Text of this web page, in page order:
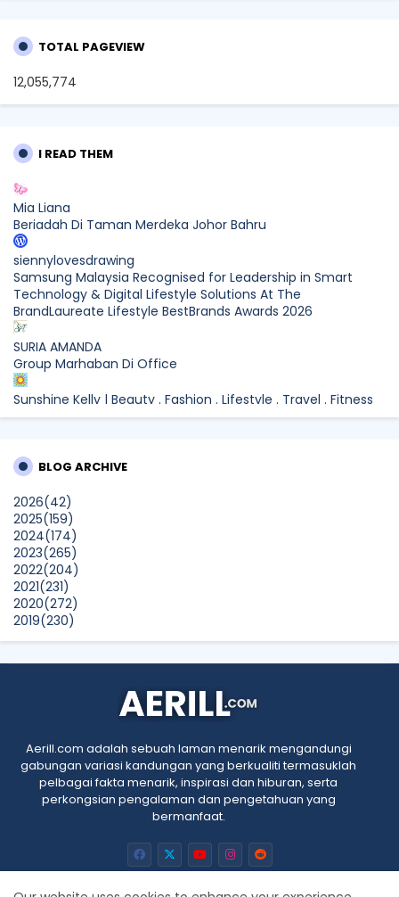
TOTAL PAGEVIEW
12,055,774
I READ THEM
Mia Liana
Beriadah Di Taman Merdeka Johor Bahru
siennylovesdrawing
Samsung Malaysia Recognised for Leadership in Smart
Technology & Digital Lifestyle Solutions At The
BrandLaureate Lifestyle BestBrands Awards 2026
SURIA AMANDA
Group Marhaban Di Office
Sunshine Kelly | Beauty . Fashion . Lifestyle . Travel . Fitness
Samsung Malaysia Recognised for Leadership in Smart
What to Read After Watching The Odyssey: Kobo’s Reading
Guide for Myth-Lovers, Movie Fans, and Epic Adventure
Seekers
Show All
BLOG ARCHIVE
2026(42)
2025(159)
2024(174)
2023(265)
2022(204)
2021(231)
2020(272)
2019(230)
2018(496)
2011(45)
2010(5)
Aerill.com adalah sebuah laman menarik mengandungi
gabungan variasi kandungan yang berkualiti termasuklah
pelbagai fakta menarik, inspirasi dan hiburan, serta
perkongsian pengalaman dan pengetahuan yang
bermanfaat.